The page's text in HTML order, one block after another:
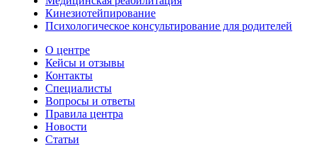
Кинезиотейпирование
Психологическое консультирование для родителей
О центре
Кейсы и отзывы
Контакты
Специалисты
Вопросы и ответы
Правила центра
Новости
Статьи